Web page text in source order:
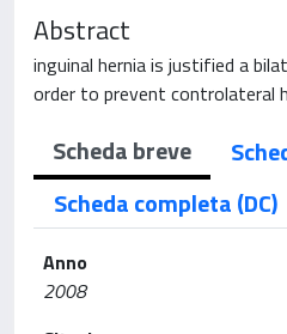
Abstract
inguinal hernia is justified a
order to prevent controlateral
Scheda breve
Scheda completa (DC)
Anno
2008